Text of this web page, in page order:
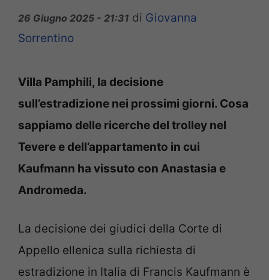
26 Giugno 2025 - 21:31 di Giovanna
Sorrentino
Villa Pamphili, la decisione
sull’estradizione nei prossimi giorni. Cosa
sappiamo delle ricerche del trolley nel
Tevere e dell’appartamento in cui
Kaufmann ha vissuto con Anastasia e
Andromeda.
La decisione dei giudici della Corte di
Appello ellenica sulla richiesta di
estradizione in Italia di Francis Kaufmann è